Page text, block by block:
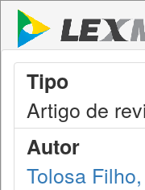
Tipo
Artigo de
Autor
Tolosa